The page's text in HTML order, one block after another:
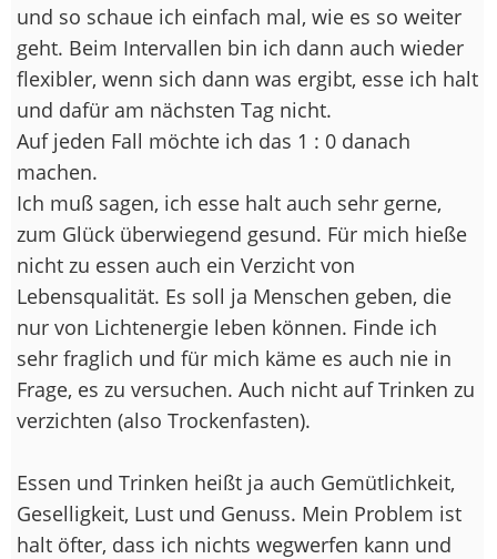
und so schaue ich einfach mal, wie es so weiter
geht. Beim Intervallen bin ich dann auch wieder
flexibler, wenn sich dann was ergibt, esse ich halt
und dafür am nächsten Tag nicht.
Auf jeden Fall möchte ich das 1 : 0 danach
machen.
Ich muß sagen, ich esse halt auch sehr gerne,
zum Glück überwiegend gesund. Für mich hieße
nicht zu essen auch ein Verzicht von
Lebensqualität. Es soll ja Menschen geben, die
nur von Lichtenergie leben können. Finde ich
sehr fraglich und für mich käme es auch nie in
Frage, es zu versuchen. Auch nicht auf Trinken zu
verzichten (also Trockenfasten).
Essen und Trinken heißt ja auch Gemütlichkeit,
Geselligkeit, Lust und Genuss. Mein Problem ist
halt öfter, dass ich nichts wegwerfen kann und